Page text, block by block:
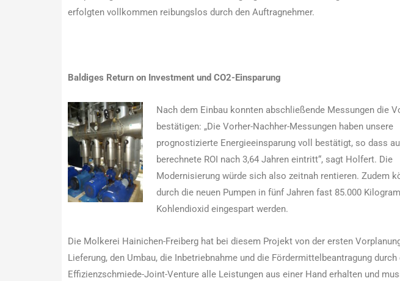
erfolgten vollkommen reibungslos durch den Auftragnehmer.
Baldiges Return on Investment und CO2-Einsparung
Nach dem Einbau konnten abschließende Messungen die
bestätigen: „Die Vorher-Nachher-Messungen haben unsere
prognostizierte Energieeinsparung voll bestätigt, so dass
berechnete ROI nach 3,64 Jahren eintritt“, sagt Holfert. Die
Modernisierung würde sich also zeitnah rentieren. Zudem
durch die neuen Pumpen in fünf Jahren fast 85.000
Kohlendioxid eingespart werden.
Die Molkerei Hainichen-Freiberg hat bei diesem Projekt von der ersten
Lieferung, den Umbau, die Inbetriebnahme und die Fördermittelbeantragung durch
Effizienzschmiede-Joint-Venture alle Leistungen aus einer Hand erhalten und